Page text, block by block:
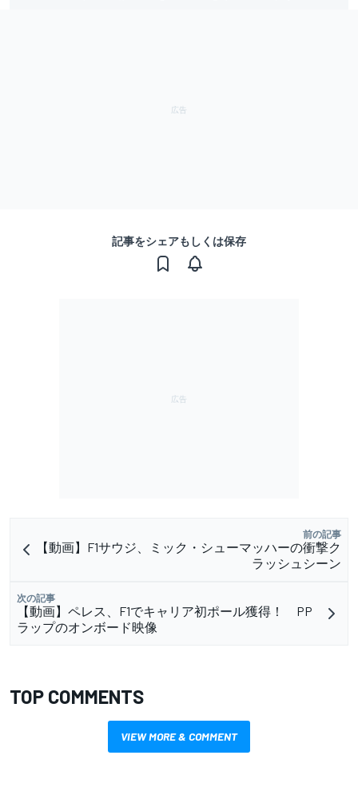
記事をシェアもしくは保存
前の記事
【動画】F1サウジ、ミック・シューマッハーの衝撃ク
ラッシュシーン
次の記事
【動画】ペレス、F1でキャリア初ポール獲得！ PP
ラップのオンボード映像
TOP COMMENTS
VIEW MORE & COMMENT